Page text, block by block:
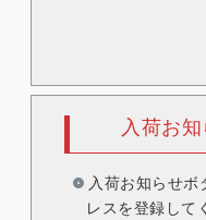
入荷お
入荷お知らせボ
レスを登録して